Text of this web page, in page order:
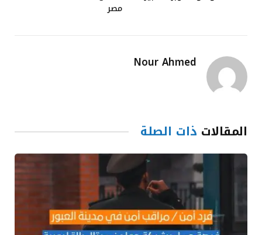
مصر
Nour Ahmed
المقالات ذات الصلة